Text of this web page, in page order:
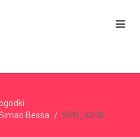
Bessa
SPB_8248